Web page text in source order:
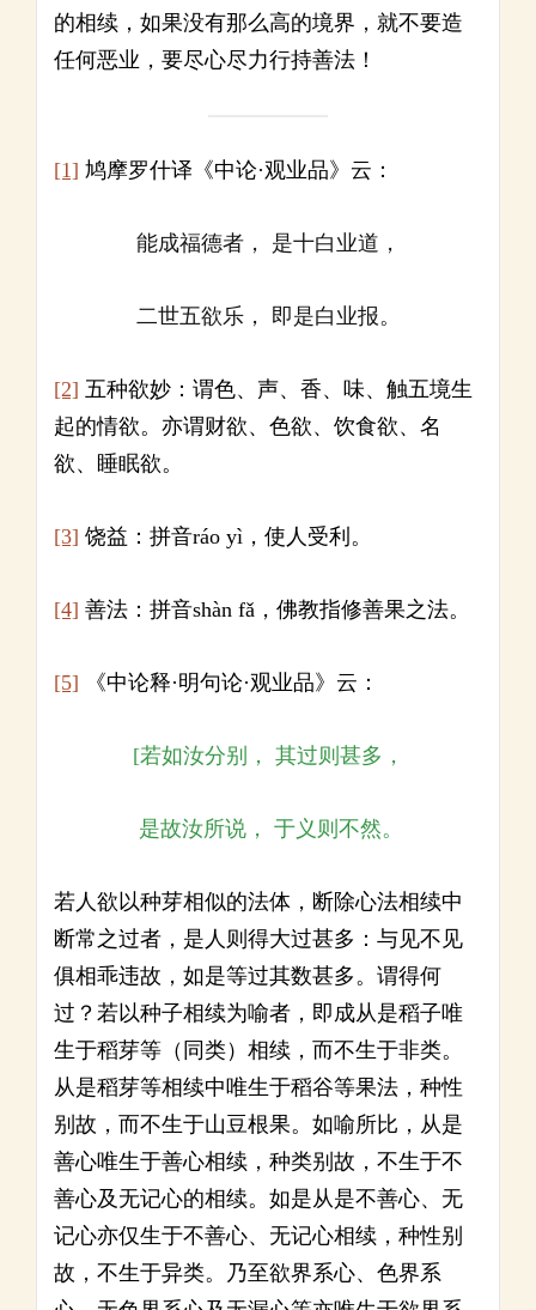
的相续，如果没有那么高的境界，就不要造
任何恶业，要尽心尽力行持善法！
[1] 鸠摩罗什译《中论·观业品》云：
能成福德者， 是十白业道，
二世五欲乐， 即是白业报。
[2] 五种欲妙：谓色、声、香、味、触五境生
起的情欲。亦谓财欲、色欲、饮食欲、名
欲、睡眠欲。
[3] 饶益：拼音ráo yì，使人受利。
[4] 善法：拼音shàn fǎ，佛教指修善果之法。
[5] 《中论释·明句论·观业品》云：
[若如汝分别， 其过则甚多，
是故汝所说， 于义则不然。
若人欲以种芽相似的法体，断除心法相续中
断常之过者，是人则得大过甚多：与见不见
俱相乖违故，如是等过其数甚多。谓得何
过？若以种子相续为喻者，即成从是稻子唯
生于稻芽等（同类）相续，而不生于非类。
从是稻芽等相续中唯生于稻谷等果法，种性
别故，而不生于山豆根果。如喻所比，从是
善心唯生于善心相续，种类别故，不生于不
善心及无记心的相续。如是从是不善心、无
记心亦仅生于不善心、无记心相续，种性别
故，不生于异类。乃至欲界系心、色界系